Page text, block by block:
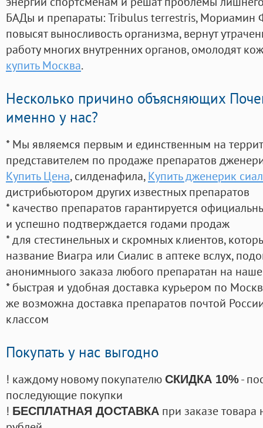
БАДы и препараты:Tribulus terrestris, Мориамин
повысят выносливость организма, вернут
работу многих внутренних органов, омолодят
купить Москва.
Несколько причино объясняющих
именно у нас?
* Мы являемся первым и единственным на
представителем по продаже препаратов
Купить Цена, силденафила, Купить дженерик
дистрибьютором других известных препаратов
* качество препаратов гарантируется
и успешно подтверждается годами продаж
* для стестинельных и скромных клиентов,
название Виагра или Сиалис в аптеке вслух,
анонимныого заказа любого препаратан на
* быстрая и удобная доставка курьером по
же возможна доставка препаратов почтой
классом
Покупать у нас выгодно
! каждому новому покупателю СКИДКА 10%-
последующие покупки
! БЕСПЛАТНАЯ ДОСТАВКА при заказе